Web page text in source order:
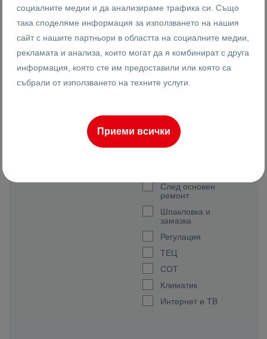
Кота 0
Преди акт 14
Акт 14
Акт 15
Акт 16
MDF врати
PVC дограма
Асансьор
Безпреход
Блиндирана врата
В строеж
Двор
Паркомясто
След основен
ремонт
Шпакловка и
замазка
Регулация
ТЕЦ
СОТ
Климатик
Интернет и ТВ
социалните медии и да анализираме трафика си. Също
така споделяме информация за използването на нашия
сайт с нашите партньори в областта на социалните медии,
рекламата и анализа, които могат да я комбинират с друга
информация, която сте им предоставили или която са
събрали от използването на техните услуги.
Приеми всички